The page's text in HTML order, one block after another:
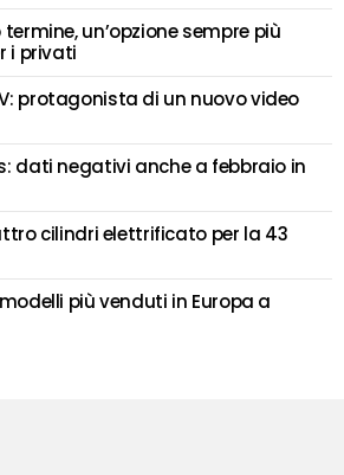
un’opzione sempre più
i privati
protagonista di un nuovo video
dati negativi anche a febbraio in
cilindri elettrificato per la 43
più venduti in Europa a